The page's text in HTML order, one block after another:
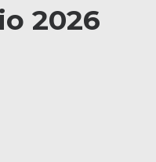
2026